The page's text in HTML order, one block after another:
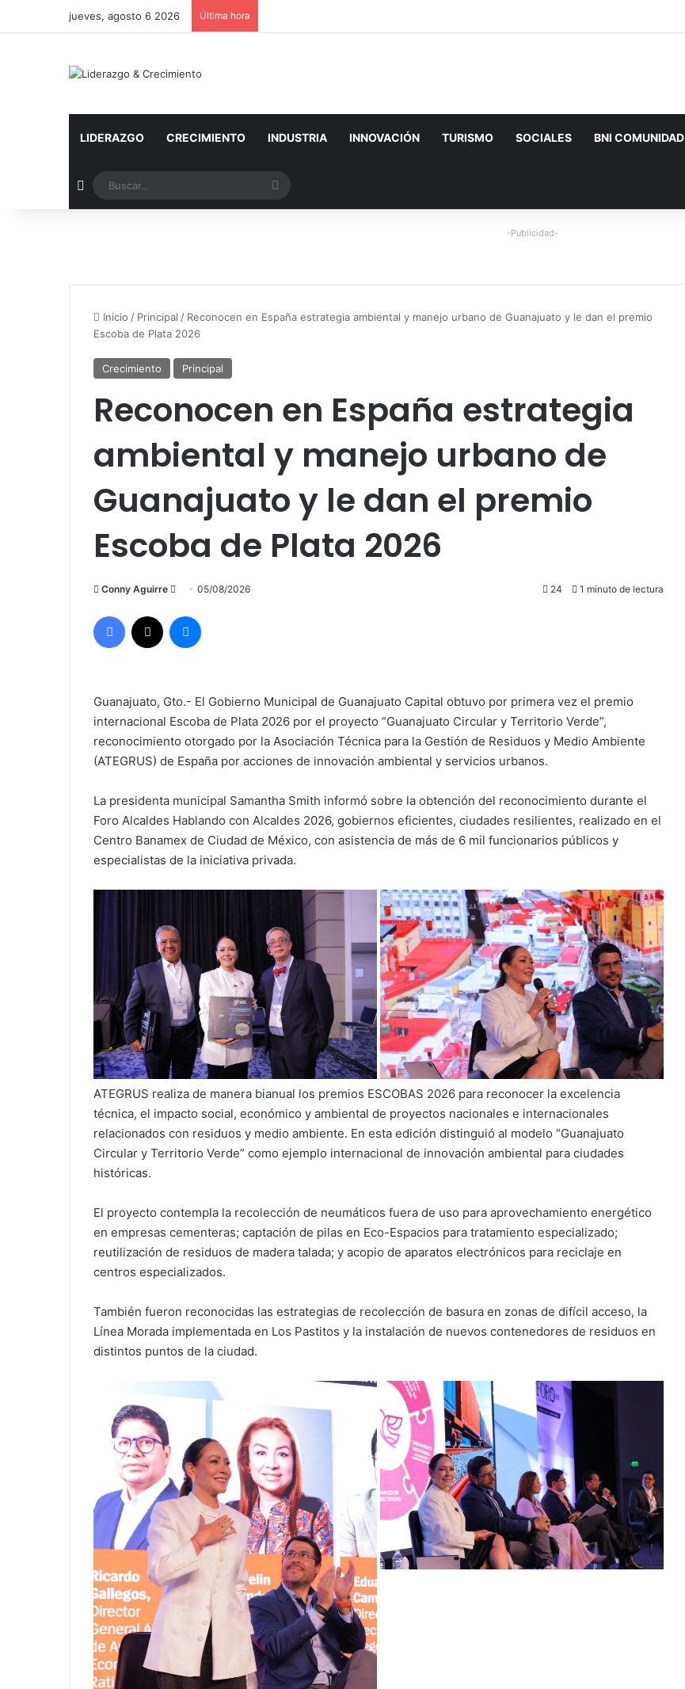
jueves, agosto 6 2026 Última hora
LIDERAZGO CRECIMIENTO INDUSTRIA INNOVACIÓN TURISMO SOCIALES BNI COMUNIDAD
Artículo aleatorio Buscar..
-Publicidad-
Inicio / Principal / Reconocen en España estrategia ambiental y manejo urbano de Guanajuato y le dan el premio
Escoba de Plata 2026
Crecimiento Principal
Reconocen en España estrategia
ambiental y manejo urbano de
Guanajuato y le dan el premio
Escoba de Plata 2026
Conny Aguirre
Send
email
05/08/2026 24 1 minuto de lectura
Facebook
Guanajuato, Gto.- El Gobierno Municipal de Guanajuato Capital obtuvo por primera vez el premio
internacional Escoba de Plata 2026 por el proyecto “Guanajuato Circular y Territorio Verde”,
reconocimiento otorgado por la Asociación Técnica para la Gestión de Residuos y Medio Ambiente
(ATEGRUS) de España por acciones de innovación ambiental y servicios urbanos.
La presidenta municipal Samantha Smith informó sobre la obtención del reconocimiento durante el
Foro Alcaldes Hablando con Alcaldes 2026, gobiernos eficientes, ciudades resilientes, realizado en el
Centro Banamex de Ciudad de México, con asistencia de más de 6 mil funcionarios públicos y
especialistas de la iniciativa privada.
ATEGRUS realiza de manera bianual los premios ESCOBAS 2026 para reconocer la excelencia
técnica, el impacto social, económico y ambiental de proyectos nacionales e internacionales
relacionados con residuos y medio ambiente. En esta edición distinguió al modelo “Guanajuato
Circular y Territorio Verde” como ejemplo internacional de innovación ambiental para ciudades
históricas.
El proyecto contempla la recolección de neumáticos fuera de uso para aprovechamiento energético
en empresas cementeras; captación de pilas en Eco-Espacios para tratamiento especializado;
reutilización de residuos de madera talada; y acopio de aparatos electrónicos para reciclaje en
centros especializados.
También fueron reconocidas las estrategias de recolección de basura en zonas de difícil acceso, la
Línea Morada implementada en Los Pastitos y la instalación de nuevos contenedores de residuos en
distintos puntos de la ciudad.